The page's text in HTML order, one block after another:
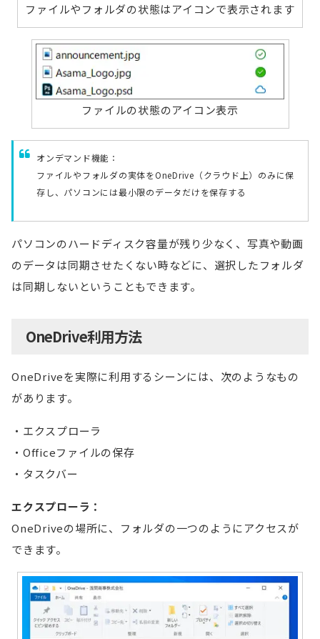
ファイルやフォルダの状態はアイコンで表示されます
ファイルの状態のアイコン表示
オンデマンド機能：
ファイルやフォルダの実体をOneDrive（クラウド上）のみに保
存し、パソコンには最小限のデータだけを保存する
パソコンのハードディスク容量が残り少なく、写真や動画
のデータは同期させたくない時などに、選択したフォルダ
は同期しないということもできます。
OneDrive利用方法
OneDriveを実際に利用するシーンには、次のようなもの
があります。
エクスプローラ
Officeファイルの保存
タスクバー
エクスプローラ：
OneDriveの場所に、フォルダの一つのようにアクセスが
できます。